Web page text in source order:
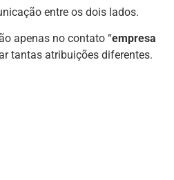
entre os dois lados.
apenas no contato “empresa
tantas atribuições diferentes.